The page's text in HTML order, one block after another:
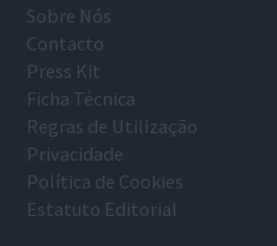
Sobre Nós
Contacto
Press Kit
Ficha Técnica
Regras de Utilização
Privacidade
Política de Cookies
Estatuto Editorial